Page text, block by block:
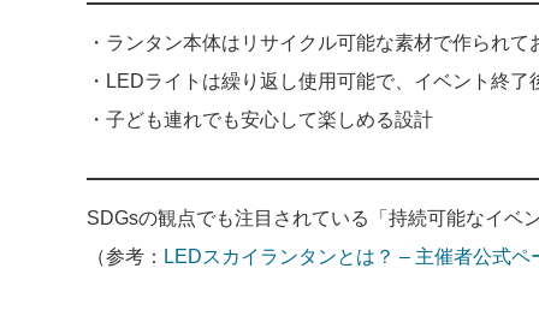
・ランタン本体はリサイクル可能な素材で作られ
・LEDライトは繰り返し使用可能で、イベント終
・子ども連れでも安心して楽しめる設計
SDGsの観点でも注目されている「持続可能なイベ
（参考： LEDスカイランタンとは？ – 主催者公式ペ